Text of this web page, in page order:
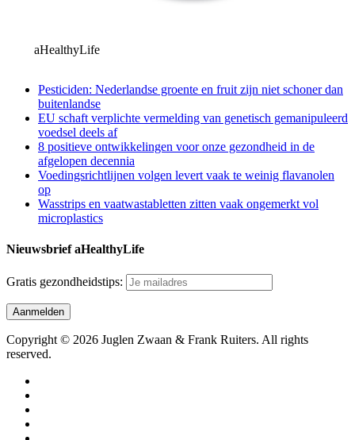
aHealthyLife
Pesticiden: Nederlandse groente en fruit zijn niet schoner dan
buitenlandse
EU schaft verplichte vermelding van genetisch gemanipuleerd
voedsel deels af
8 positieve ontwikkelingen voor onze gezondheid in de
afgelopen decennia
Voedingsrichtlijnen volgen levert vaak te weinig flavanolen
op
Wasstrips en vaatwastabletten zitten vaak ongemerkt vol
microplastics
Nieuwsbrief aHealthyLife
Gratis gezondheidstips:
Copyright © 2026 Juglen Zwaan & Frank Ruiters. All rights
reserved.